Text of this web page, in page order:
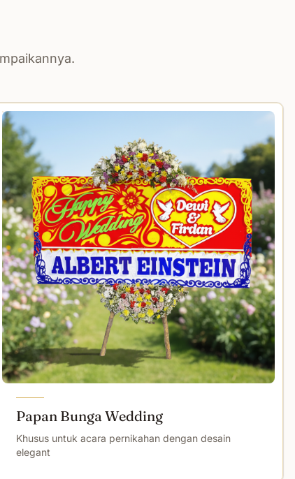
Papan Bunga Wedding
Khusus untuk acara pernikahan dengan desain
elegant